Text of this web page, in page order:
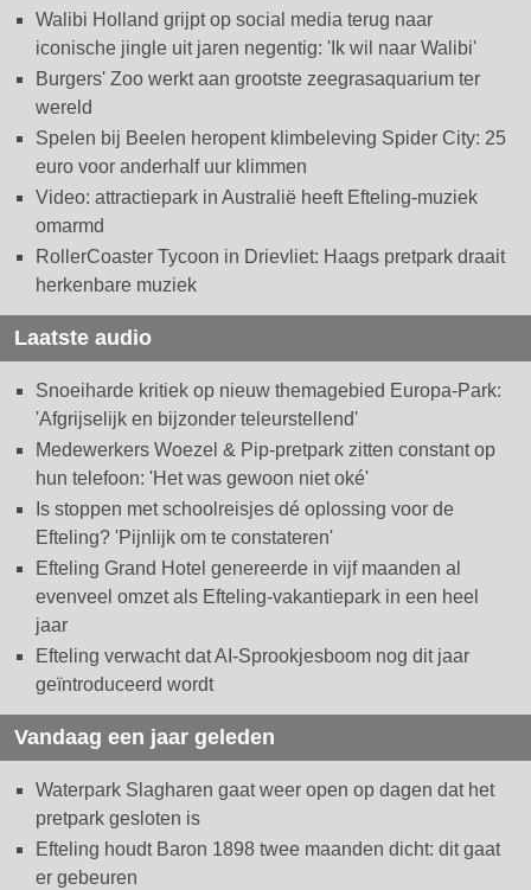
Walibi Holland grijpt op social media terug naar
iconische jingle uit jaren negentig: 'Ik wil naar Walibi'
Burgers' Zoo werkt aan grootste zeegrasaquarium ter
wereld
Spelen bij Beelen heropent klimbeleving Spider City: 25
euro voor anderhalf uur klimmen
Video: attractiepark in Australië heeft Efteling-muziek
omarmd
RollerCoaster Tycoon in Drievliet: Haags pretpark draait
herkenbare muziek
Laatste audio
Snoeiharde kritiek op nieuw themagebied Europa-Park:
'Afgrijselijk en bijzonder teleurstellend'
Medewerkers Woezel & Pip-pretpark zitten constant op
hun telefoon: 'Het was gewoon niet oké'
Is stoppen met schoolreisjes dé oplossing voor de
Efteling? 'Pijnlijk om te constateren'
Efteling Grand Hotel genereerde in vijf maanden al
evenveel omzet als Efteling-vakantiepark in een heel
jaar
Efteling verwacht dat AI-Sprookjesboom nog dit jaar
geïntroduceerd wordt
Vandaag een jaar geleden
Waterpark Slagharen gaat weer open op dagen dat het
pretpark gesloten is
Efteling houdt Baron 1898 twee maanden dicht: dit gaat
er gebeuren